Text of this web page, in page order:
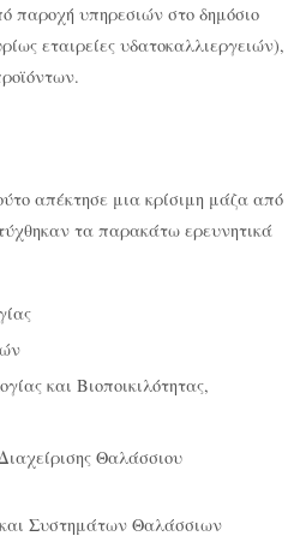
παροχή υπηρεσιών στο δημόσιο
εταιρείες υδατοκαλλιεργειών),
απέκτησε μια κρίσιμη μάζα από
τα παρακάτω ερευνητικά
και Βιοποικιλότητας,
Θαλάσσιου
Συστημάτων Θαλάσσιων